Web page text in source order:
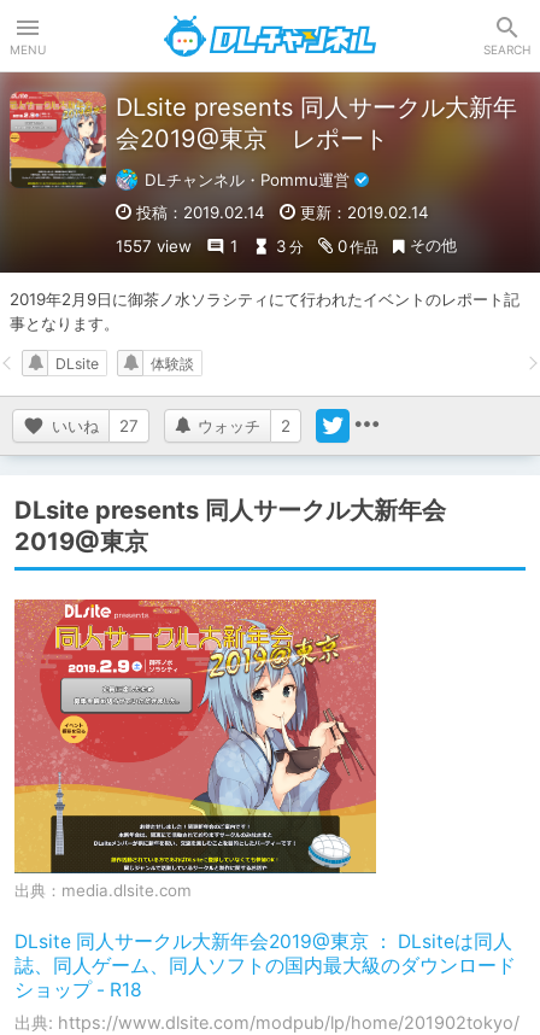
MENU SEARCH
DLsite presents 同人サークル大新年
会2019@東京 レポート
DLチャンネル・Pommu運営
投稿：2019.02.14
更新：2019.02.14
1557 view
1 3 分 0作品 その他
2019年2月9日に御茶ノ水ソラシティにて行われたイベントのレポート記
事となります。
いいね 27 ウォッチ 2
DLsite 体験談
DLsite presents 同人サークル大新年会
2019@東京
出典： media.dlsite.com
DLsite 同人サークル大新年会2019@東京 ： DLsiteは同人
誌、同人ゲーム、同人ソフトの国内最大級のダウンロード
ショップ - R18
出典: https://www.dlsite.com/modpub/lp/home/201902tokyo/